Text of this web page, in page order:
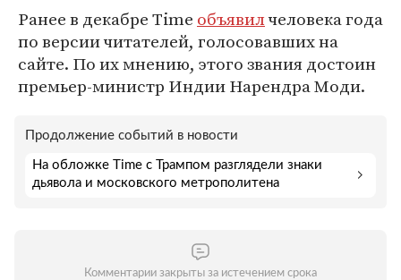
Ранее в декабре Time объявилчеловека года
по версии читателей, голосовавших на
сайте. По их мнению, этого звания достоин
премьер-министр Индии Нарендра Моди.
Продолжение событий в новости
На обложке Time с Трампом разглядели знаки
дьявола и московского метрополитена
Комментарии закрыты за истечением срока